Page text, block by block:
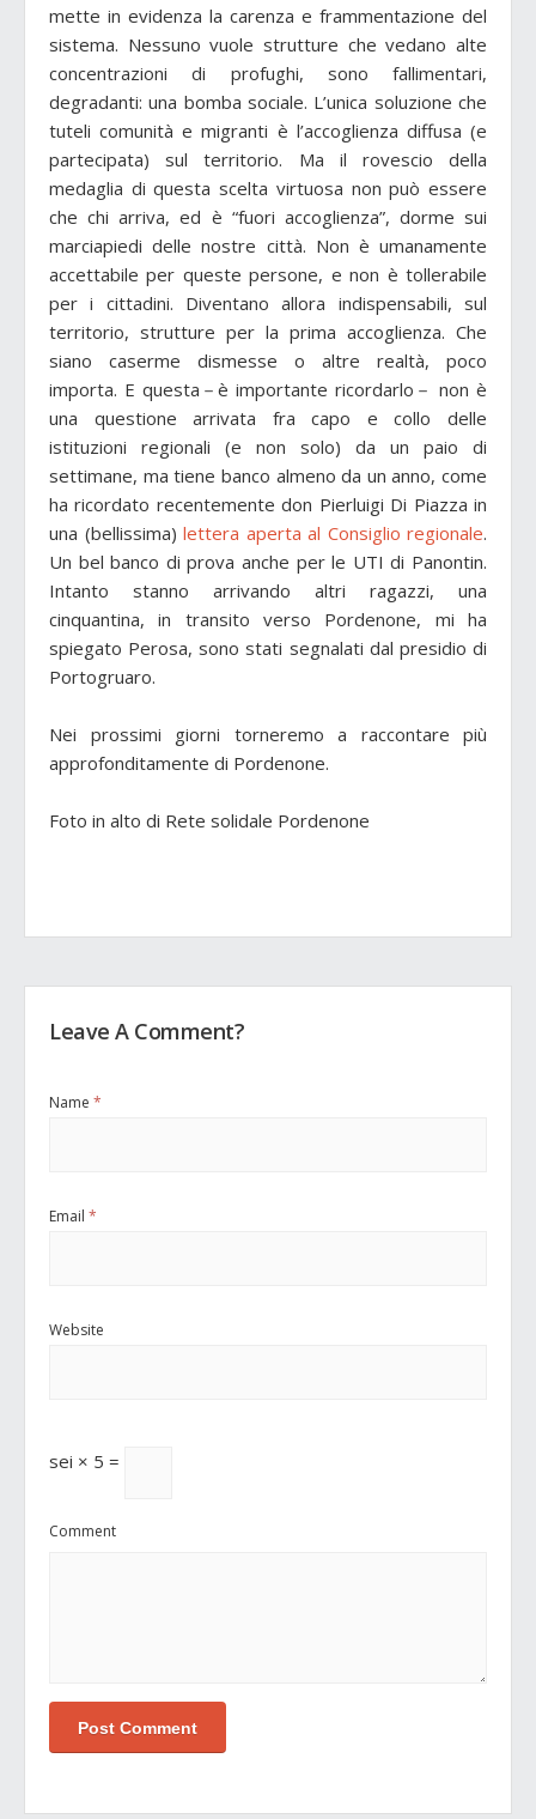
mette in evidenza la carenza e frammentazione del
sistema. Nessuno vuole strutture che vedano alte
concentrazioni di profughi, sono fallimentari,
degradanti: una bomba sociale. L’unica soluzione che
tuteli comunità e migranti è l’accoglienza diffusa (e
partecipata) sul territorio. Ma il rovescio della
medaglia di questa scelta virtuosa non può essere
che chi arriva, ed è “fuori accoglienza”, dorme sui
marciapiedi delle nostre città. Non è umanamente
accettabile per queste persone, e non è tollerabile
per i cittadini. Diventano allora indispensabili, sul
territorio, strutture per la prima accoglienza. Che
siano caserme dismesse o altre realtà, poco
importa. E questa－è importante ricordarlo－ non è
una questione arrivata fra capo e collo delle
istituzioni regionali (e non solo) da un paio di
settimane, ma tiene banco almeno da un anno, come
ha ricordato recentemente don Pierluigi Di Piazza in
una (bellissima) lettera aperta al Consiglio regionale.
Un bel banco di prova anche per le UTI di Panontin.
Intanto stanno arrivando altri ragazzi, una
cinquantina, in transito verso Pordenone, mi ha
spiegato Perosa, sono stati segnalati dal presidio di
Portogruaro.
Nei prossimi giorni torneremo a raccontare più
approfonditamente di Pordenone.
Foto in alto di Rete solidale Pordenone
Leave A Comment?
Name *
Email *
Website
sei × 5 =
Comment